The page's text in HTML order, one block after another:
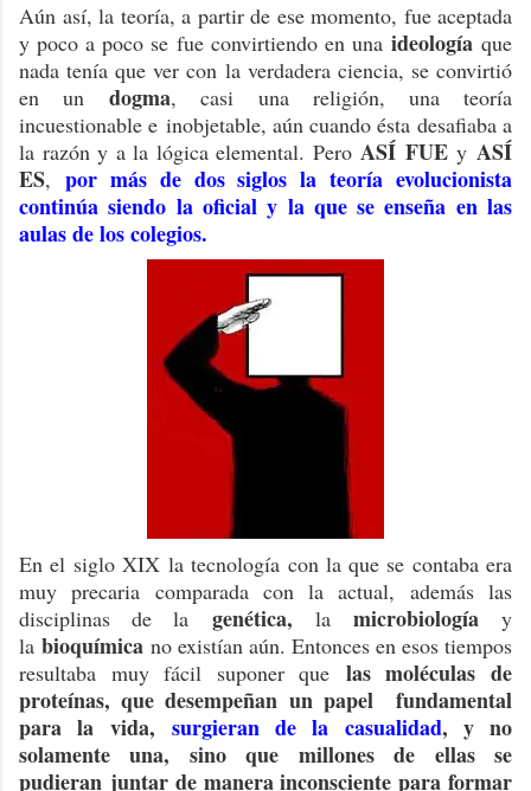
Aún así, la teoría, a partir de ese momento, fue aceptada
y poco a poco se fue convirtiendo en una ideologíaque
nada tenía que ver con la verdadera ciencia, se convirtió
en undogma, casi una religión, una teoría
incuestionable e inobjetable, aún cuando ésta desafiaba a
la razón y a la lógica elemental. PeroASÍ FUEyASÍ
ES, por más de dos siglos la teoría evolucionista
continúa siendo la oficial y la que se enseña en las
aulas de los colegios.
En el siglo XIX la tecnología con la que se contaba era
muy precaria comparada con la actual, además las
disciplinas de la genética, la microbiologíay
la bioquímica no existían aún. Entonces en esos tiempos
resultaba muy fácil suponer que las moléculas de
proteínas, que desempeñan un papel fundamental
para la vida, surgieran de la casualidad, y no
solamente una, sino que millones de ellas se
pudieran juntar de manera inconsciente para formar